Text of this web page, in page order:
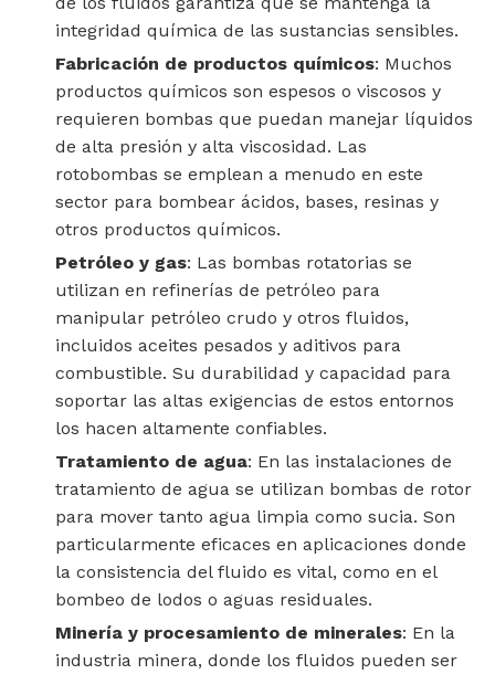
integridad química de las sustancias sensibles.
Fabricación de productos químicos: Muchos
productos químicos son espesos o viscosos y
requieren bombas que puedan manejar líquidos
de alta presión y alta viscosidad. Las
rotobombas se emplean a menudo en este
sector para bombear ácidos, bases, resinas y
otros productos químicos.
Petróleo y gas: Las bombas rotatorias se
utilizan en refinerías de petróleo para
manipular petróleo crudo y otros fluidos,
incluidos aceites pesados ​​y aditivos para
combustible. Su durabilidad y capacidad para
soportar las altas exigencias de estos entornos
los hacen altamente confiables.
Tratamiento de agua: En las instalaciones de
tratamiento de agua se utilizan bombas de rotor
para mover tanto agua limpia como sucia. Son
particularmente eficaces en aplicaciones donde
la consistencia del fluido es vital, como en el
bombeo de lodos o aguas residuales.
Minería y procesamiento de minerales: En la
industria minera, donde los fluidos pueden ser